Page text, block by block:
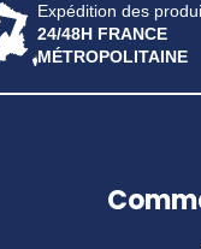
Expédition des
24/48H FRANCE
MÉTROPOLITAINE